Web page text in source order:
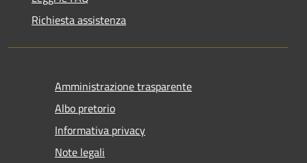
Richiesta assistenza
Amministrazione trasparente
Albo pretorio
Informativa privacy
Note legali